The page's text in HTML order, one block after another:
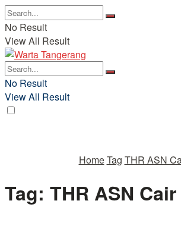
No Result
View All Result
No Result
View All Result
HomeTag THR ASN
Tag: THR ASN Cair